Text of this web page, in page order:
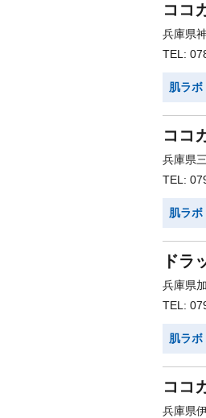
ココ
兵庫県
TEL:
肌ラ
ココ
兵庫県
TEL:
肌ラ
ド
兵庫県
TEL:
肌ラ
ココ
兵庫県